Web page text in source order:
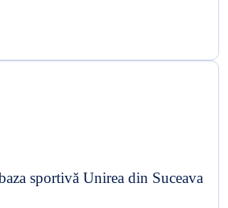
sportivă Unirea din Suceava